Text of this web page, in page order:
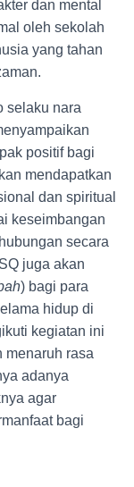
dan mental
oleh sekolah
yang tahan
selaku nara
positif bagi
mendapatkan
dan spiritual
keseimbangan
secara
juga akan
) bagi para
hidup di
kegiatan ini
menaruh rasa
adanya
agar
bagi